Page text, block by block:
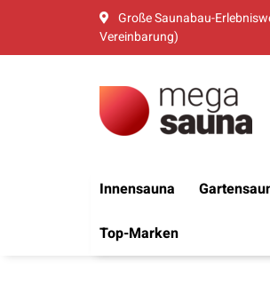
Große Saunabau-
Vereinbarung)
Innensauna
Top-Marken